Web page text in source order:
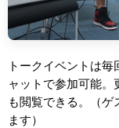
トークイベントは
ャットで参加可能
も閲覧できる。（ゲ
ます）